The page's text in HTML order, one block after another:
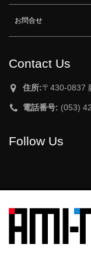
お問合せ
Contact Us
住所:〒430-0837
電話番号: (053)
Follow Us